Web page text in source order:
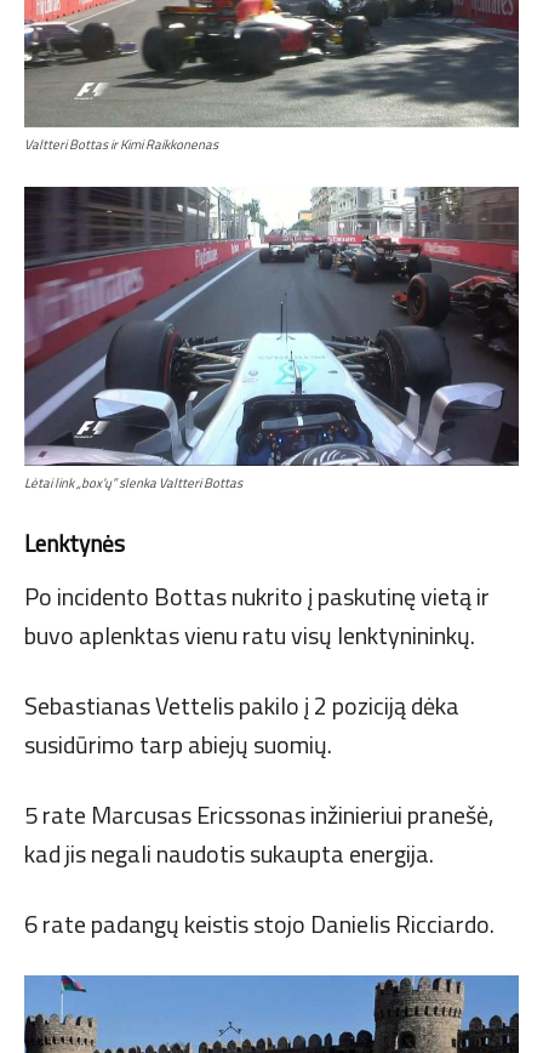
Valtteri Bottas ir Kimi Raikkonenas
Lėtai link „box’ų” slenka Valtteri Bottas
Lenktynės
Po incidento Bottas nukrito į paskutinę vietą ir
buvo aplenktas vienu ratu visų lenktynininkų.
Sebastianas Vettelis pakilo į 2 poziciją dėka
susidūrimo tarp abiejų suomių.
5 rate Marcusas Ericssonas inžinieriui pranešė,
kad jis negali naudotis sukaupta energija.
6 rate padangų keistis stojo Danielis Ricciardo.